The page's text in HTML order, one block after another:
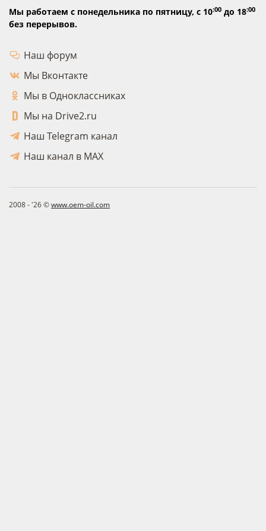
Мы работаем с понедельника по пятницу, с 10:00 до 18:00
без перерывов.
Наш форум
Мы Вконтакте
Мы в Одноклассниках
Мы на Drive2.ru
Наш Telegram канал
Наш канал в MAX
2008 - '26 ©www.oem-oil.com